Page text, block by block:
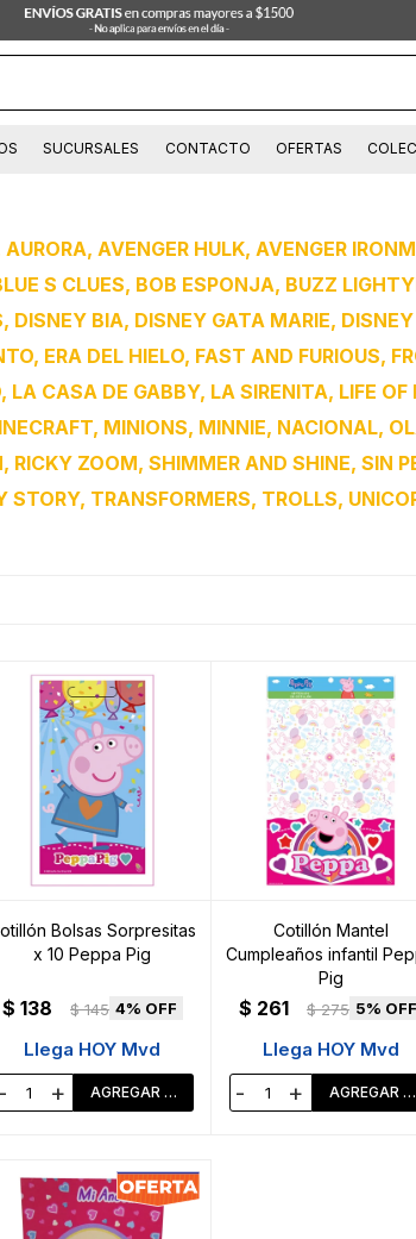
SUCURSALES CONTACTO OFERTAS
AVENGER HULK, AVENGER
S CLUES, BOB ESPONJA, BUZZ
BIA, DISNEY GATA MARIE,
ERA DEL HIELO, FAST AND FURIOUS,
CASA DE GABBY, LA SIRENITA, LIFE
MINIONS, MINNIE, NACIONAL,
RICKY ZOOM, SHIMMER AND SHINE, SIN
TRANSFORMERS, TROLLS,
Bolsas Sorpresitas
x 10 Peppa Pig
$ 138 $ 145 4
Llega HOY Mvd
- +
Cotillón Mantel
Cumpleaños infantil
Pig
$ 261 $ 275 5
Llega HOY Mvd
- +